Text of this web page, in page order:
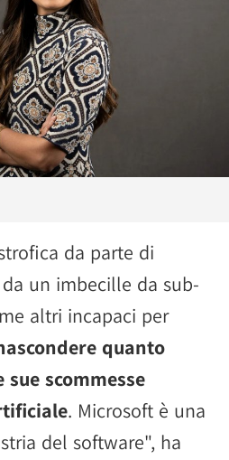
da parte di
un imbecille da sub-
altri incapaci per
quanto
scommesse
. Microsoft è una
del software", ha